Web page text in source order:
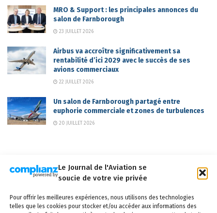
Le Journal de l'Aviation se
soucie de votre vie privée
Pour offrir les meilleures expériences, nous utilisons des technologies
telles que les cookies pour stocker et/ou accéder aux informations des
MRO & Support : les principales annonces du
salon de Farnborough
23 JUILLET 2026
Airbus va accroître significativement sa
rentabilité d’ici 2029 avec le succès de ses
avions commerciaux
22 JUILLET 2026
Un salon de Farnborough partagé entre
euphorie commerciale et zones de turbulences
20 JUILLET 2026
Mentions légales
CGV Politique de confidentialité Cookies